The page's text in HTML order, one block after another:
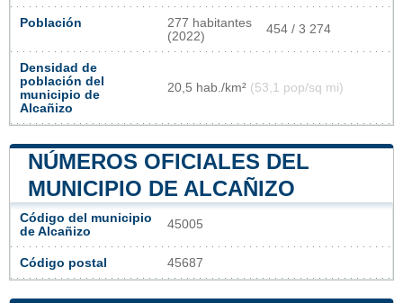
Población
277 habitantes
(2022)
454 / 3 274
Densidad de
población del
municipio de
Alcañizo
20,5 hab./km² (53,1 pop/sq mi)
NÚMEROS OFICIALES DEL
MUNICIPIO DE ALCAÑIZO
Código del municipio
de Alcañizo
45005
Código postal 45687